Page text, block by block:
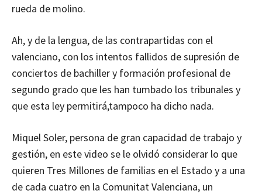
rueda de molino.
Ah, y de la lengua, de las contrapartidas con el
valenciano, con los intentos fallidos de supresión de
conciertos de bachiller y formación profesional de
segundo grado que les han tumbado los tribunales y
que esta ley permitirá,tampoco ha dicho nada.
Miquel Soler, persona de gran capacidad de trabajo y
gestión, en este video se le olvidó considerar lo que
quieren Tres Millones de familias en el Estado y a una
de cada cuatro en la Comunitat Valenciana, un